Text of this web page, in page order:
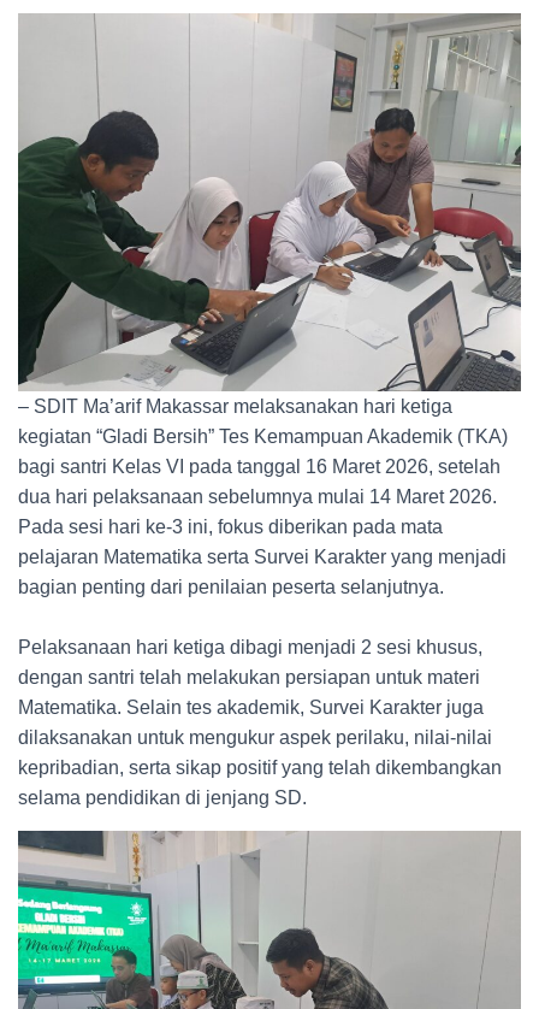
– SDIT Ma’arif Makassar melaksanakan hari ketiga
kegiatan “Gladi Bersih” Tes Kemampuan Akademik (TKA)
bagi santri Kelas VI pada tanggal 16 Maret 2026, setelah
dua hari pelaksanaan sebelumnya mulai 14 Maret 2026.
Pada sesi hari ke-3 ini, fokus diberikan pada mata
pelajaran Matematika serta Survei Karakter yang menjadi
bagian penting dari penilaian peserta selanjutnya.
Pelaksanaan hari ketiga dibagi menjadi 2 sesi khusus,
dengan santri telah melakukan persiapan untuk materi
Matematika. Selain tes akademik, Survei Karakter juga
dilaksanakan untuk mengukur aspek perilaku, nilai-nilai
kepribadian, serta sikap positif yang telah dikembangkan
selama pendidikan di jenjang SD.